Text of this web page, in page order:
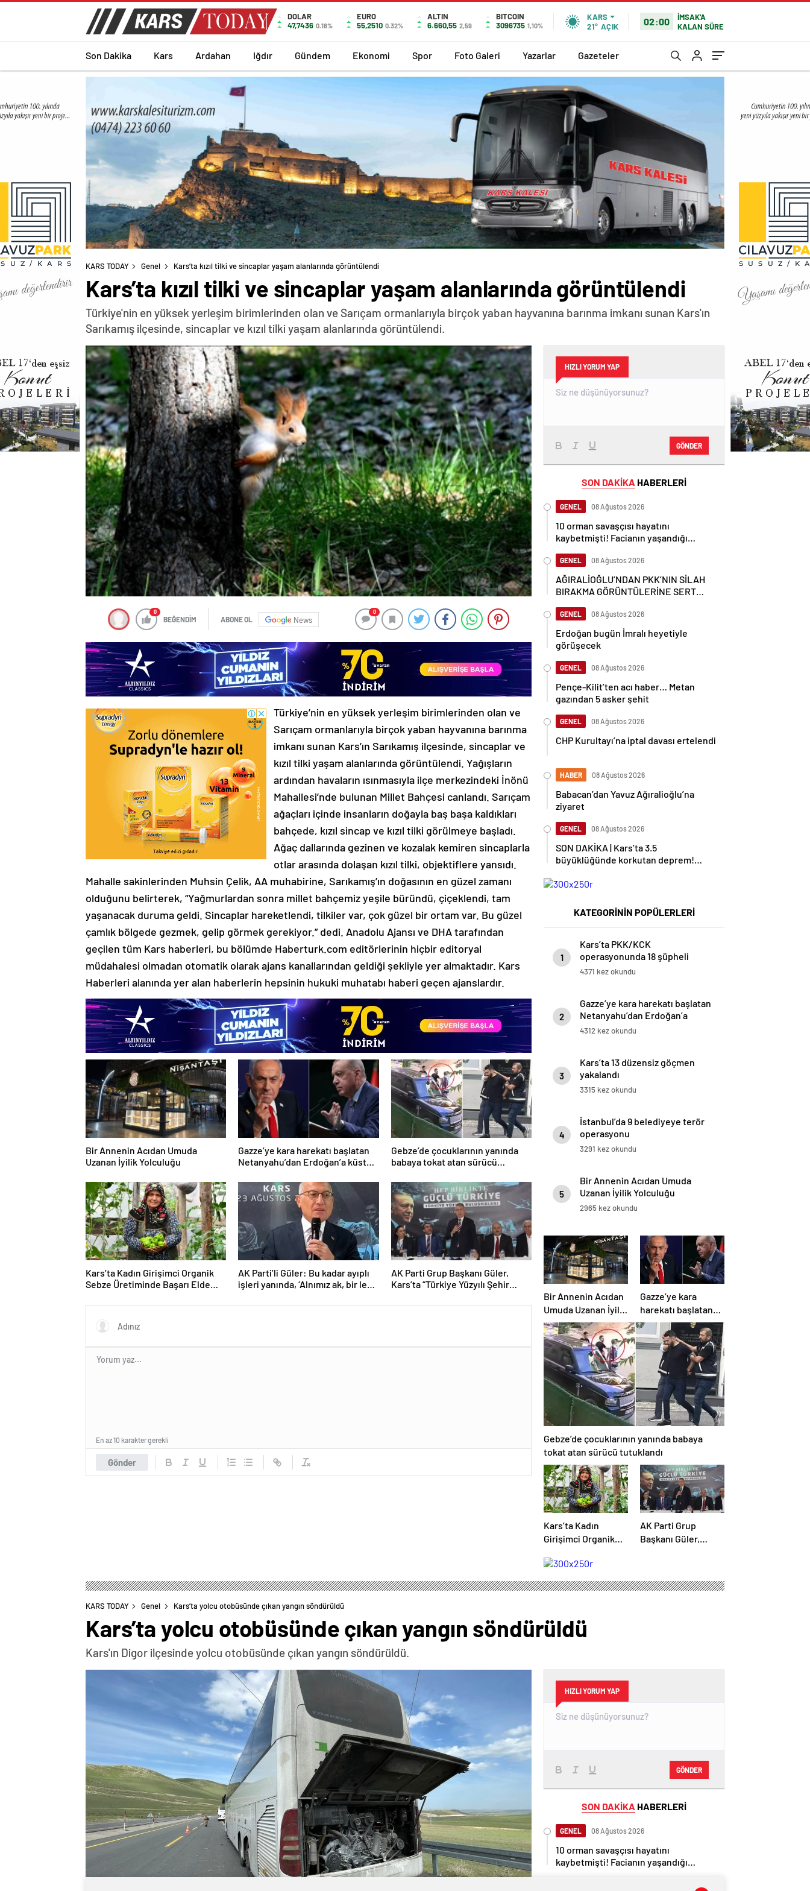
DOLAR
47,7436 0.18%
EURO
55,2510 0.32%
ALTIN
6.660,55 2,59
BITCOIN
3096735 1,10%
KARS
21° AÇIK 02:00
İMSAK'A
KALAN SÜRE
Son Dakika Kars Ardahan Iğdır Gündem Ekonomi Spor Foto Galeri Yazarlar Gazeteler
KARS TODAY Genel Kars’ta kızıl tilki ve sincaplar yaşam alanlarında görüntülendi
Kars’ta kızıl tilki ve sincaplar yaşam alanlarında görüntülendi
Türkiye'nin en yüksek yerleşim birimlerinden olan ve Sarıçam ormanlarıyla birçok yaban hayvanına barınma imkanı sunan Kars'ın
Sarıkamış ilçesinde, sincaplar ve kızıl tilki yaşam alanlarında görüntülendi.
0
BEĞENDİM ABONE OL News
0
Türkiye’nin en yüksek yerleşim birimlerinden olan ve
Sarıçam ormanlarıyla birçok yaban hayvanına barınma
imkanı sunan Kars’ın Sarıkamış ilçesinde, sincaplar ve
kızıl tilki yaşam alanlarında görüntülendi. Yağışların
ardından havaların ısınmasıyla ilçe merkezindeki İnönü
Mahallesi’nde bulunan Millet Bahçesi canlandı. Sarıçam
ağaçları içinde insanların doğayla baş başa kaldıkları
bahçede, kızıl sincap ve kızıl tilki görülmeye başladı.
Ağaç dallarında gezinen ve kozalak kemiren sincaplarla
otlar arasında dolaşan kızıl tilki, objektiflere yansıdı.
Mahalle sakinlerinden Muhsin Çelik, AA muhabirine, Sarıkamış’ın doğasının en güzel zamanı
olduğunu belirterek, “Yağmurlardan sonra millet bahçemiz yeşile büründü, çiçeklendi, tam
yaşanacak duruma geldi. Sincaplar hareketlendi, tilkiler var, çok güzel bir ortam var. Bu güzel
çamlık bölgede gezmek, gelip görmek gerekiyor.” dedi. Anadolu Ajansı ve DHA tarafından
geçilen tüm Kars haberleri, bu bölümde Haberturk.com editörlerinin hiçbir editoryal
müdahalesi olmadan otomatik olarak ajans kanallarından geldiği şekliyle yer almaktadır. Kars
Haberleri alanında yer alan haberlerin hepsinin hukuki muhatabı haberi geçen ajanslardır.
Bir Annenin Acıdan Umuda
Uzanan İyilik Yolculuğu
Gazze’ye kara harekatı başlatan
Netanyahu’dan Erdoğan’a küstah
Gebze’de çocuklarının yanında
babaya tokat atan sürücü
Kars’ta Kadın Girişimci Organik
Sebze Üretiminde Başarı Elde
AK Parti’li Güler: Bu kadar ayıplı
işleri yanında, ‘Alnımız ak, bir leke
AK Parti Grup Başkanı Güler,
Kars’ta “Türkiye Yüzyılı Şehir
Açıklaması
Gönder
En az 10 karakter gerekli
HIZLI YORUM YAP
GÖNDER
SON DAKİKA HABERLERİ
GENEL 08 Ağustos 2026
10 orman savaşçısı hayatını
kaybetmişti! Facianın yaşandığı
GENEL 08 Ağustos 2026
AĞIRALİOĞLU’NDAN PKK’NIN SİLAH
BIRAKMA GÖRÜNTÜLERİNE SERT
GENEL 08 Ağustos 2026
Erdoğan bugün İmralı heyetiyle
görüşecek
GENEL 08 Ağustos 2026
Pençe-Kilit’ten acı haber… Metan
gazından 5 asker şehit
GENEL 08 Ağustos 2026
CHP Kurultayı’na iptal davası ertelendi
HABER 08 Ağustos 2026
Babacan’dan Yavuz Ağıralioğlu’na
ziyaret
GENEL 08 Ağustos 2026
SON DAKİKA | Kars’ta 3.5
büyüklüğünde korkutan deprem!
KATEGORİNİN POPÜLERLERİ
1
Kars’ta PKK/KCK
operasyonunda 18 şüpheli
yakalandı
4371 kez okundu
2
Gazze’ye kara harekatı başlatan
Netanyahu’dan Erdoğan’a
küstah sözler
4312 kez okundu
3
Kars’ta 13 düzensiz göçmen
yakalandı
3315 kez okundu
4
İstanbul’da 9 belediyeye terör
operasyonu
3291 kez okundu
5
Bir Annenin Acıdan Umuda
Uzanan İyilik Yolculuğu
2965 kez okundu
Bir Annenin Acıdan
Umuda Uzanan İyilik
Yolculuğu
Gazze’ye kara
harekatı başlatan
Netanyahu’dan
Erdoğan’a küstah
sözler
Gebze’de çocuklarının yanında babaya
tokat atan sürücü tutuklandı
Kars’ta Kadın
Girişimci Organik
Başarı Elde Etti
AK Parti Grup
Başkanı Güler,
Buluşmaları”nda
konuştu Açıklaması
KARS TODAY Genel Kars’ta yolcu otobüsünde çıkan yangın söndürüldü
Kars’ta yolcu otobüsünde çıkan yangın söndürüldü
Kars'ın Digor ilçesinde yolcu otobüsünde çıkan yangın söndürüldü.
HIZLI YORUM YAP
GÖNDER
SON DAKİKA HABERLERİ
GENEL 08 Ağustos 2026
10 orman savaşçısı hayatını
kaybetmişti! Facianın yaşandığı